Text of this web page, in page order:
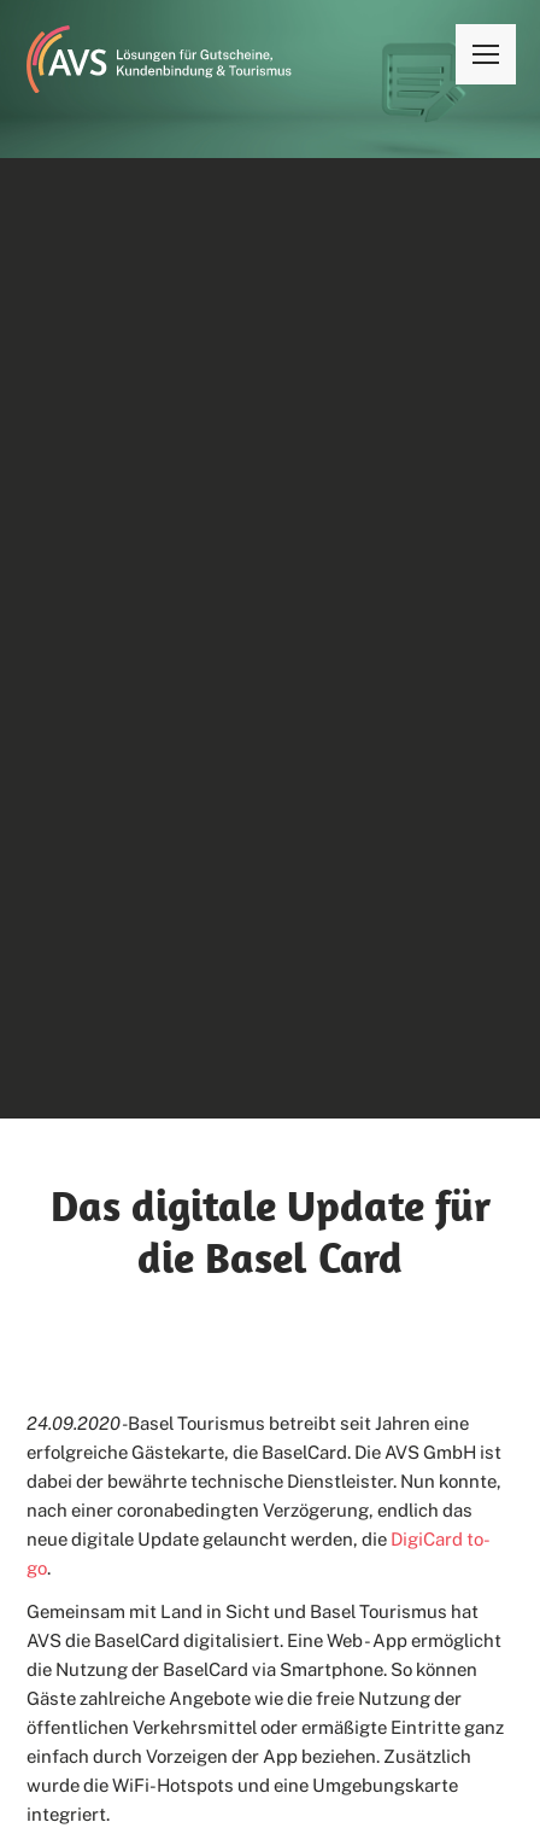
Das digitale Update für
die Basel Card
24.09.2020 -Basel Tourismus betreibt seit Jahren eine
erfolgreiche Gästekarte, die BaselCard. Die AVS GmbH ist
dabei der bewährte technische Dienstleister. Nun konnte,
nach einer coronabedingten Verzögerung, endlich das
neue digitale Update gelauncht werden, die DigiCard to-
go.
Gemeinsam mit Land in Sicht und Basel Tourismus hat
AVS die BaselCard digitalisiert. Eine Web - App ermöglicht
die Nutzung der BaselCard via Smartphone. So können
Gäste zahlreiche Angebote wie die freie Nutzung der
öffentlichen Verkehrsmittel oder ermäßigte Eintritte ganz
einfach durch Vorzeigen der App beziehen. Zusätzlich
wurde die WiFi-Hotspots und eine Umgebungskarte
integriert.